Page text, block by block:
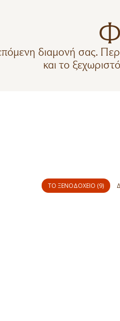
διαμονή σας.
και το
ΤΟ ΞΕΝΟΔΟΧΕΊΟ (9)